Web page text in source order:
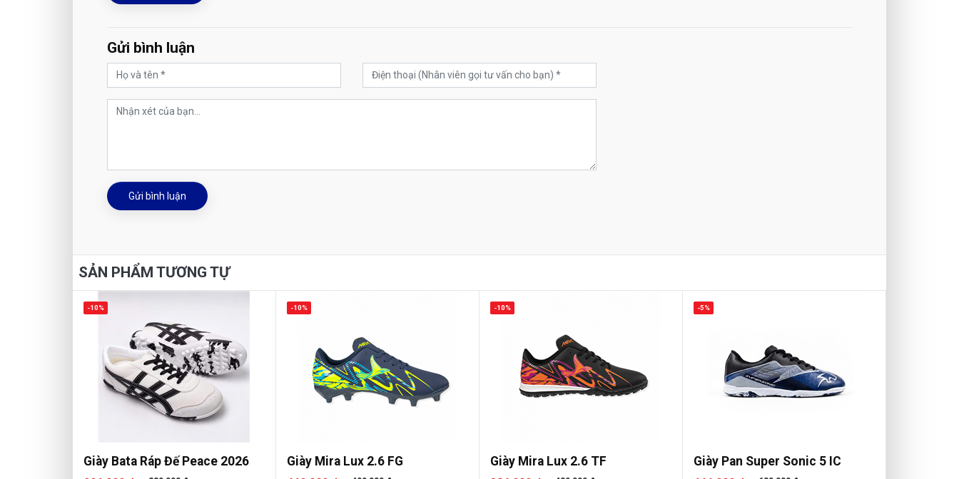
Gửi bình luận
Gửi bình luận
SẢN PHẨM TƯƠNG TỰ
Giày Bata Ráp Đế Peace 2026
-10%
Giày Mira Lux 2.6 FG
-10%
Giày Mira Lux 2.6 TF
-10%
Giày Pan Super Sonic 5 IC
-5%